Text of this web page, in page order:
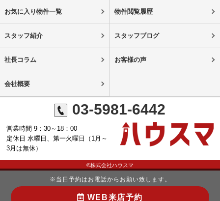
お気に入り物件一覧 物件閲覧履歴
スタッフ紹介 スタッフブログ
社長コラム お客様の声
会社概要
03-5981-6442
営業時間 9：30～18：00
定休日 水曜日、第一火曜日（1月～
3月は無休）
©株式会社ハウスマ
※当日予約はお電話からお願い致します。
WEB来店予約